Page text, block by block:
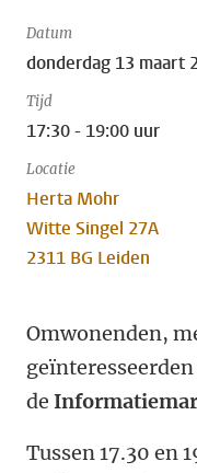
Datum
donderdag 13 maart
Tijd
17:30 - 19:00 uur
Locatie
Herta Mohr
Witte Singel 27A
2311 BG Leiden
Omwonenden,
de
Tussen 17.30 en